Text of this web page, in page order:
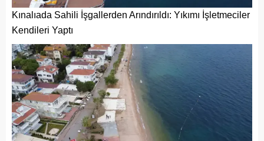
Kınalıada Sahili İşgallerden Arındırıldı: Yıkımı İşletmeciler
Kendileri Yaptı